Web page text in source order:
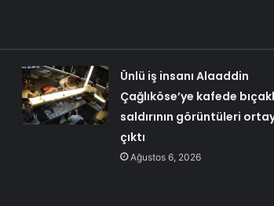
Ünlü iş insanı Alaaddin
Çağlıköse’ye kafede
saldırının görüntüleri
çıktı
Ağustos 6, 2026